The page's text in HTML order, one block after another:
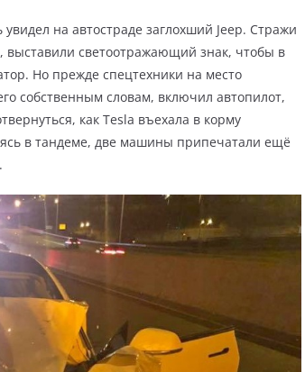
на автостраде заглохший Jeep. Стражи
выставили светоотражающий знак, чтобы в
Но прежде спецтехники на место
собственным словам, включил автопилот,
как Tesla въехала в корму
в тандеме, две машины припечатали ещё